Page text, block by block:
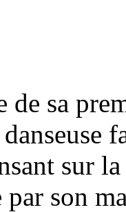
de sa
sur
par son